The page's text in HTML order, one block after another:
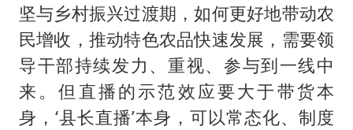
坚与乡村振兴过渡期，如何更好地带动农
民增收，推动特色农品快速发展，需要领
导干部持续发力、重视、参与到一线中
来。但直播的示范效应要大于带货本
身，‘县长直播’本身，可以常态化、制度